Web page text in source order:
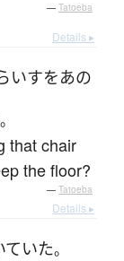
— Tatoeba
Details ▸
いすをあの
。
that chair
the floor?
— Tatoeba
Details ▸
ていた。